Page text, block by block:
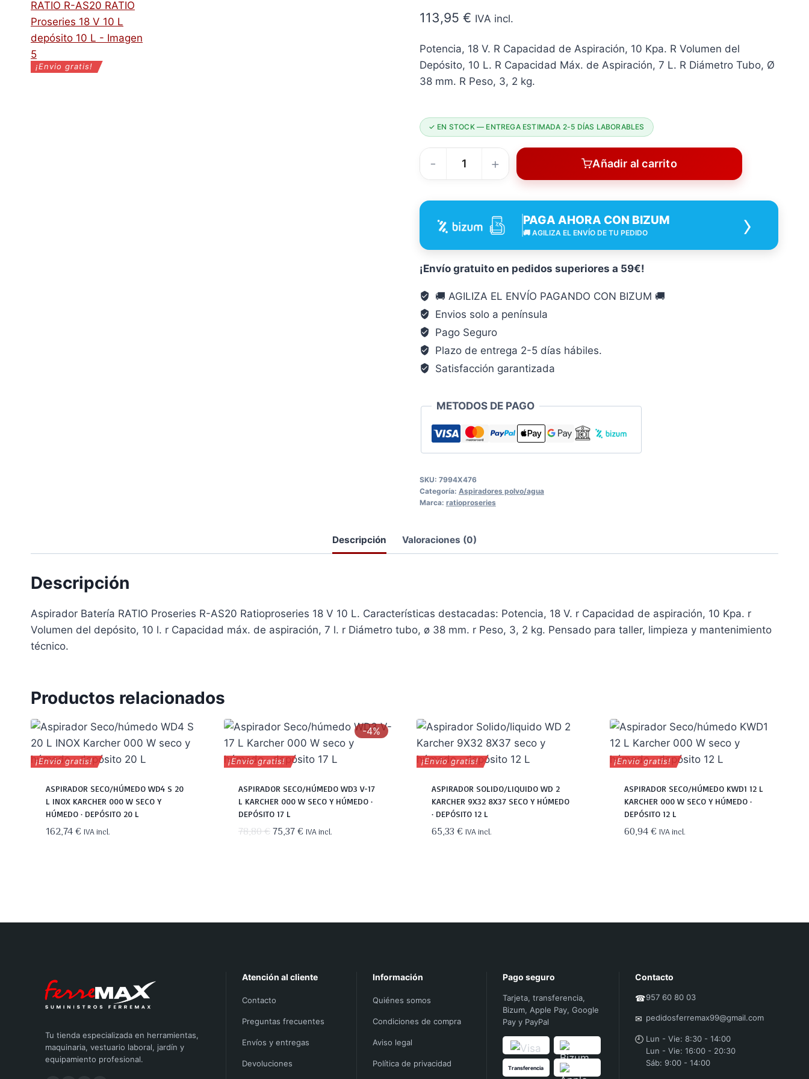
¡Envio gratis!
113,95 € IVA incl.
Potencia, 18 V. R Capacidad de Aspiración, 10 Kpa. R Volumen del
Depósito, 10 L. R Capacidad Máx. de Aspiración, 7 L. R Diámetro Tubo, Ø
38 mm. R Peso, 3, 2 kg.
✓ EN STOCK — ENTREGA ESTIMADA 2-5 DÍAS LABORABLES
Aspirador
RATIO
AS20
RATIO
Proseries
V
10
L
depósito
10
Añadir al carrito
PAGA AHORA CON BIZUM
🚚 AGILIZA EL ENVÍO DE TU PEDIDO ›
¡Envío gratuito en pedidos superiores a 59€!
🚚 AGILIZA EL ENVÍO PAGANDO CON BIZUM 🚚
Envios solo a península
Pago Seguro
Plazo de entrega 2-5 días hábiles.
Satisfacción garantizada
METODOS DE PAGO
SKU: 7994X476
Categoría: Aspiradores polvo/agua
Marca: ratioproseries
Descripción Valoraciones (0)
Descripción
Aspirador Batería RATIO Proseries R-AS20 Ratioproseries 18 V 10 L. Características destacadas: Potencia, 18 V. r Capacidad de aspiración, 10 Kpa. r
Volumen del depósito, 10 l. r Capacidad máx. de aspiración, 7 l. r Diámetro tubo, ø 38 mm. r Peso, 3, 2 kg. Pensado para taller, limpieza y mantenimiento
técnico.
Productos relacionados
¡Envio gratis!
ASPIRADOR SECO/HÚMEDO WD4 S 20
L INOX KARCHER 000 W SECO Y
HÚMEDO · DEPÓSITO 20 L
162,74€ IVA incl.
-4%
¡Envio gratis!
ASPIRADOR SECO/HÚMEDO WD3 V-17
L KARCHER 000 W SECO Y HÚMEDO ·
DEPÓSITO 17 L
78,80€El
75,37€ElIVA incl.
¡Envio gratis!
ASPIRADOR SOLIDO/LIQUIDO WD 2
KARCHER 9X32 8X37 SECO Y HÚMEDO
· DEPÓSITO 12 L
65,33€ IVA incl.
¡Envio gratis!
ASPIRADOR SECO/HÚMEDO KWD1 12 L
KARCHER 000 W SECO Y HÚMEDO ·
DEPÓSITO 12 L
60,94€IVA incl.
Tu tienda especializada en herramientas,
maquinaria, vestuario laboral, jardín y
equipamiento profesional.
Atención al cliente
Contacto
Preguntas frecuentes
Envíos y entregas
Devoluciones
Información
Quiénes somos
Condiciones de compra
Aviso legal
Política de privacidad
Pago seguro
Tarjeta, transferencia,
Bizum, Apple Pay, Google
Pay y PayPal
Transferencia
Contacto
☎957 60 80 03
✉ pedidosferremax99@gmail.com
🕘 Lun - Vie: 8:30 - 14:00
Lun - Vie: 16:00 - 20:30
Sáb: 9:00 - 14:00